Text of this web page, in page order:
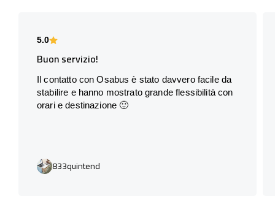
5.0
Buon servizio!
Il contatto con Osabus è stato davvero facile da
stabilire e hanno mostrato grande flessibilità con
orari e destinazione 🙂
833quintend